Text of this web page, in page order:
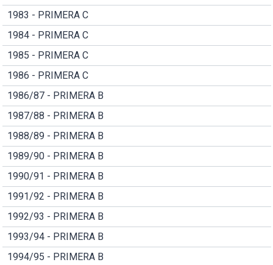
1983 - PRIMERA C
1984 - PRIMERA C
1985 - PRIMERA C
1986 - PRIMERA C
1986/87 - PRIMERA B
1987/88 - PRIMERA B
1988/89 - PRIMERA B
1989/90 - PRIMERA B
1990/91 - PRIMERA B
1991/92 - PRIMERA B
1992/93 - PRIMERA B
1993/94 - PRIMERA B
1994/95 - PRIMERA B